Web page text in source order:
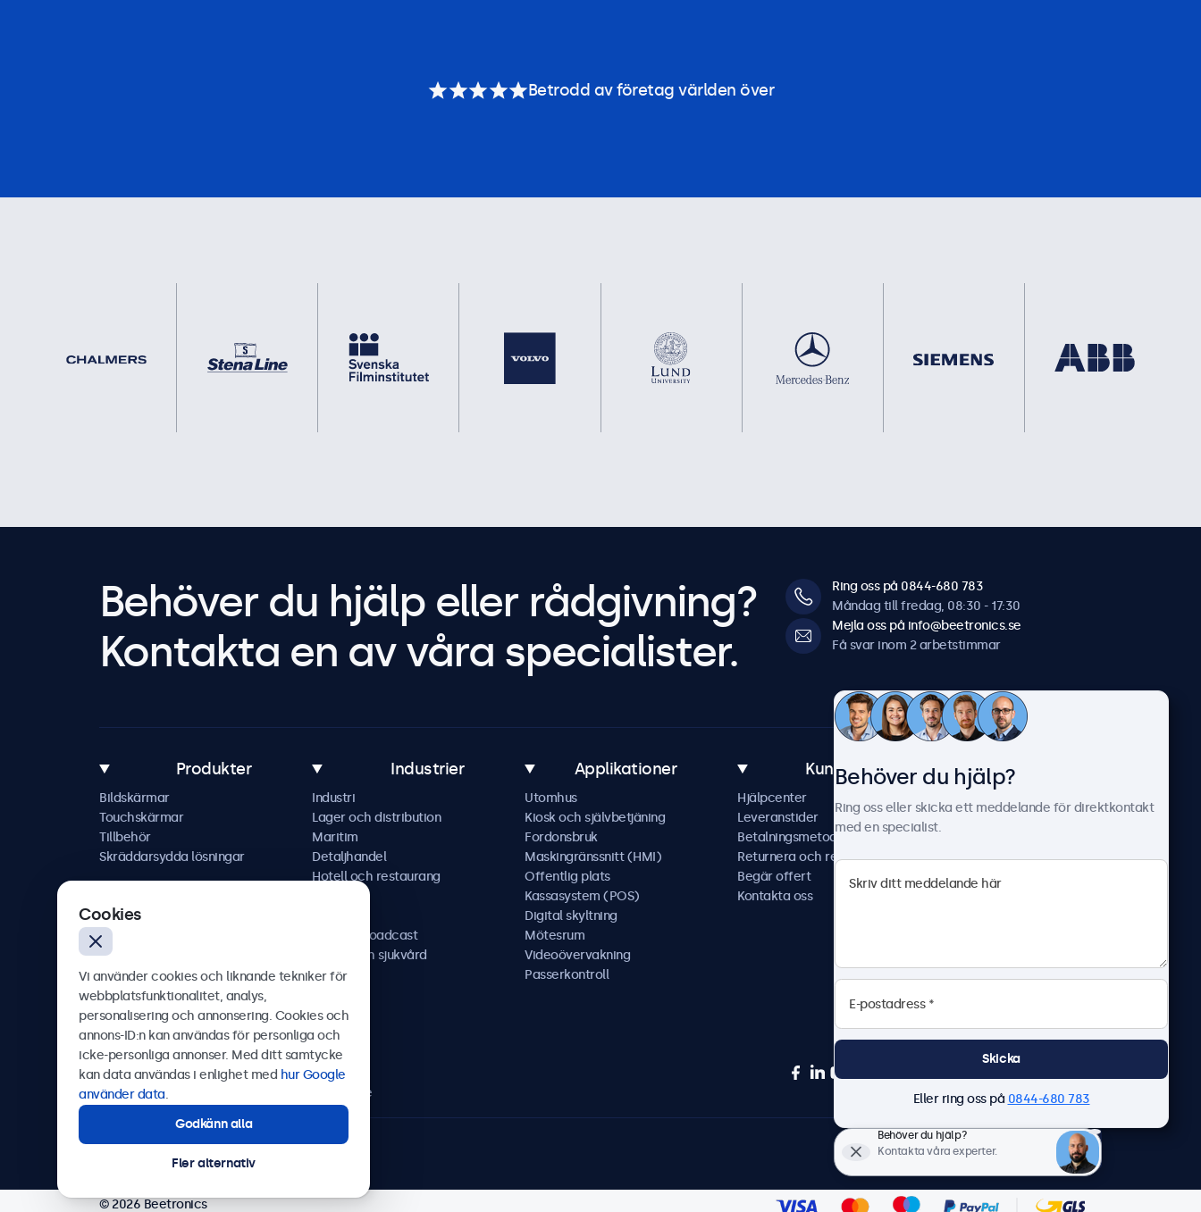
Betrodd av företag världen över
Behöver du hjälp eller rådgivning?
Kontakta en av våra specialister.
Ring oss på 0844-680 783
Måndag till fredag, 08:30 - 17:30
Mejla oss på info@beetronics.se
Få svar inom 2 arbetstimmar
Produkter
Bildskärmar
Touchskärmar
Tillbehör
Skräddarsydda lösningar
Industrier
Industri
Lager och distribution
Maritim
Detaljhandel
Hotell och restaurang
AV och broadcast
Hälso- och sjukvård
Applikationer
Utomhus
Kiosk och självbetjäning
Fordonsbruk
Maskingränssnitt (HMI)
Offentlig plats
Kassasystem (POS)
Digital skyltning
Mötesrum
Videoövervakning
Passerkontroll
Kundtjänst
Hjälpcenter
Leveranstider
Betalningsmetoder
Returnera och reparera
Begär offert
Kontakta oss
Om Beetronics
Jobba hos oss
Allmänna villkor
Beetronics
Olof Palmesgata 29, Stockholm, 111 22, Sverige
Svenska
© 2026 Beetronics
Behöver du hjälp?
Ring oss eller skicka ett meddelande för direktkontakt
med en specialist.
Skicka
Eller ring oss på 0844-680 783
Behöver du hjälp?
Kontakta våra experter.
Cookies
Vi använder cookies och liknande tekniker för
webbplatsfunktionalitet, analys,
personalisering och annonsering. Cookies och
annons-ID:n kan användas för personliga och
icke-personliga annonser. Med ditt samtycke
kan data användas i enlighet med hur Google
använder data.
Godkänn alla
Fler alternativ